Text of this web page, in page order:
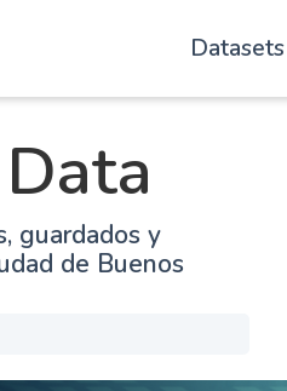
Datasets
guardados y
de Buenos